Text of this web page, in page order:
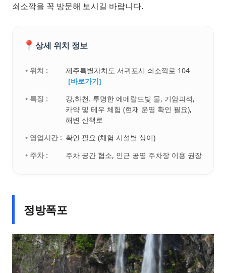
쇠소깍을 꼭 방문해 보시길 바랍니다.
📍 상세 위치 정보
• 위치 :
제주특별자치도 서귀포시 쇠소깍로 104
[바로가기]
• 특징 :
강,하천. 투명한 에메랄드빛 물, 기암괴석,
카약 및 테우 체험 (현재 운영 확인 필요),
해변 산책로
• 영업시간 : 확인 필요 (체험 시설별 상이)
• 주차 :
주차 공간 협소, 인근 공영 주차장 이용 권장
정방폭포